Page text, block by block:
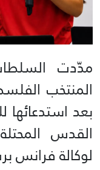
مدّدت السلطات
المنتخب
بعد
القدس
لوكالة فرانس